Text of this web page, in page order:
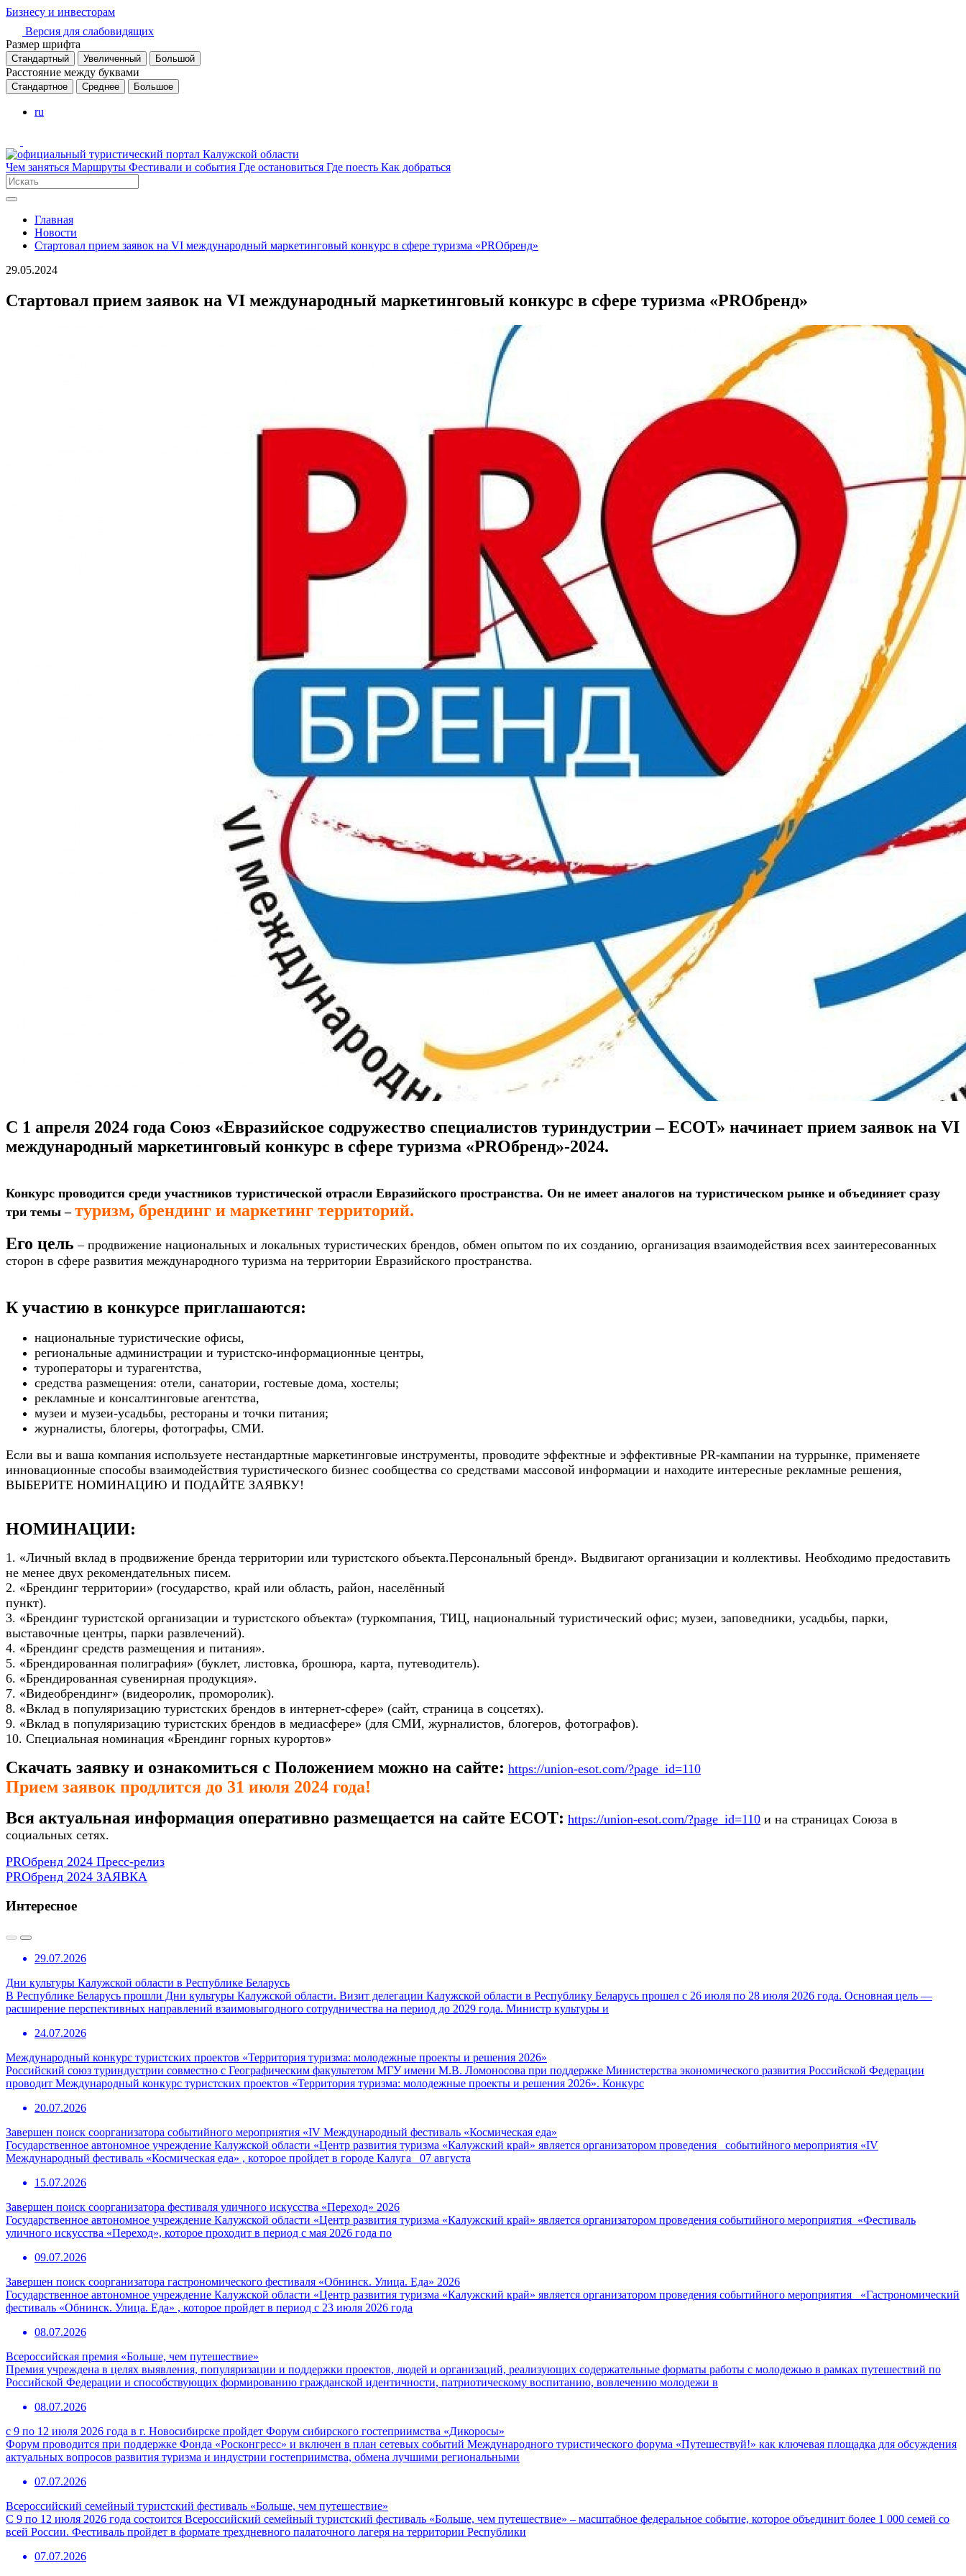
Бизнесу и инвесторам
Версия для слабовидящих
Размер шрифта
Стандартный Увеличенный Большой
Расстояние между буквами
Стандартное Среднее Большое
ru
Чем заняться Маршруты Фестивали и события Где остановиться Где поесть Как добраться
Главная
Новости
Стартовал прием заявок на VI международный маркетинговый конкурс в сфере туризма «PROбренд»
29.05.2024
Стартовал прием заявок на VI международный маркетинговый конкурс в сфере туризма «PROбренд»
С 1 апреля 2024 года Союз «Евразийское содружество специалистов туриндустрии – ЕСОТ» начинает прием заявок на VI
международный маркетинговый конкурс в сфере туризма «PROбренд»-2024.
Конкурс проводится среди участников туристической отрасли Евразийского пространства. Он не имеет аналогов на туристическом рынке и объединяет сразу
три темы – туризм, брендинг и маркетинг территорий.
Его цель – продвижение национальных и локальных туристических брендов, обмен опытом по их созданию, организация взаимодействия всех заинтересованных
сторон в сфере развития международного туризма на территории Евразийского пространства.
К участию в конкурсе приглашаются:
национальные туристические офисы,
региональные администрации и туристско-информационные центры,
туроператоры и турагентства,
средства размещения: отели, санатории, гостевые дома, хостелы;
рекламные и консалтинговые агентства,
музеи и музеи-усадьбы, рестораны и точки питания;
журналисты, блогеры, фотографы, СМИ.
Если вы и ваша компания используете нестандартные маркетинговые инструменты, проводите эффектные и эффективные PR-кампании на туррынке, применяете
инновационные способы взаимодействия туристического бизнес сообщества со средствами массовой информации и находите интересные рекламные решения,
ВЫБЕРИТЕ НОМИНАЦИЮ И ПОДАЙТЕ ЗАЯВКУ!
НОМИНАЦИИ:
1. «Личный вклад в продвижение бренда территории или туристского объекта.Персональный бренд». Выдвигают организации и коллективы. Необходимо предоставить
не менее двух рекомендательных писем.
2. «Брендинг территории» (государство, край или область, район, населённый
пункт).
3. «Брендинг туристской организации и туристского объекта» (туркомпания, ТИЦ, национальный туристический офис; музеи, заповедники, усадьбы, парки,
выставочные центры, парки развлечений).
4. «Брендинг средств размещения и питания».
5. «Брендированная полиграфия» (буклет, листовка, брошюра, карта, путеводитель).
6. «Брендированная сувенирная продукция».
7. «Видеобрендинг» (видеоролик, проморолик).
8. «Вклад в популяризацию туристских брендов в интернет-сфере» (сайт, страница в соцсетях).
9. «Вклад в популяризацию туристских брендов в медиасфере» (для СМИ, журналистов, блогеров, фотографов).
10. Специальная номинация «Брендинг горных курортов»
Скачать заявку и ознакомиться с Положением можно на сайте: https://union-esot.com/?page_id=110
Прием заявок продлится до 31 июля 2024 года!
Вся актуальная информация оперативно размещается на сайте ЕСОТ: https://union-esot.com/?page_id=110 и на страницах Союза в
социальных сетях.
PROбренд 2024 Пресс-релиз
PROбренд 2024 ЗАЯВКА
Интересное
29.07.2026
Дни культуры Калужской области в Республике Беларусь
В Республике Беларусь прошли Дни культуры Калужской области. Визит делегации Калужской области в Республику Беларусь прошел с 26 июля по 28 июля 2026 года. Основная цель —
расширение перспективных направлений взаимовыгодного сотрудничества на период до 2029 года. Министр культуры и
24.07.2026
Международный конкурс туристских проектов «Территория туризма: молодежные проекты и решения 2026»
Российский союз туриндустрии совместно с Географическим факультетом МГУ имени М.В. Ломоносова при поддержке Министерства экономического развития Российской Федерации
проводит Международный конкурс туристских проектов «Территория туризма: молодежные проекты и решения 2026». Конкурс
20.07.2026
Завершен поиск соорганизатора событийного мероприятия «IV Международный фестиваль «Космическая еда»
Государственное автономное учреждение Калужской области «Центр развития туризма «Калужский край» является организатором проведения событийного мероприятия «IV
Международный фестиваль «Космическая еда» , которое пройдет в городе Калуга 07 августа
15.07.2026
Завершен поиск соорганизатора фестиваля уличного искусства «Переход» 2026
Государственное автономное учреждение Калужской области «Центр развития туризма «Калужский край» является организатором проведения событийного мероприятия «Фестиваль
уличного искусства «Переход», которое проходит в период с мая 2026 года по
09.07.2026
Завершен поиск соорганизатора гастрономического фестиваля «Обнинск. Улица. Еда» 2026
Государственное автономное учреждение Калужской области «Центр развития туризма «Калужский край» является организатором проведения событийного мероприятия «Гастрономический
фестиваль «Обнинск. Улица. Еда» , которое пройдет в период с 23 июля 2026 года
08.07.2026
Всероссийская премия «Больше, чем путешествие»
Премия учреждена в целях выявления, популяризации и поддержки проектов, людей и организаций, реализующих содержательные форматы работы с молодежью в рамках путешествий по
Российской Федерации и способствующих формированию гражданской идентичности, патриотическому воспитанию, вовлечению молодежи в
08.07.2026
с 9 по 12 июля 2026 года в г. Новосибирске пройдет Форум сибирского гостеприимства «Дикоросы»
Форум проводится при поддержке Фонда «Росконгресс» и включен в план сетевых событий Международного туристического форума «Путешествуй!» как ключевая площадка для обсуждения
актуальных вопросов развития туризма и индустрии гостеприимства, обмена лучшими региональными
07.07.2026
Всероссийский семейный туристский фестиваль «Больше, чем путешествие»
С 9 по 12 июля 2026 года состоится Всероссийский семейный туристский фестиваль «Больше, чем путешествие» – масштабное федеральное событие, которое объединит более 1 000 семей со
всей России. Фестиваль пройдет в формате трехдневного палаточного лагеря на территории Республики
07.07.2026